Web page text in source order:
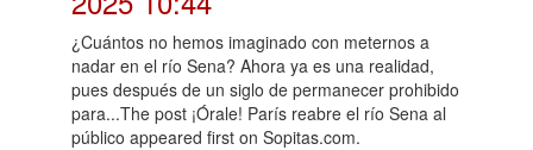
¿Cuántos no hemos imaginado con meternos a
nadar en el río Sena? Ahora ya es una realidad,
pues después de un siglo de permanecer prohibido
para...The post ¡Órale! París reabre el río Sena al
público appeared first on Sopitas.com.